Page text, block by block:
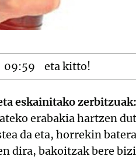
09:59 eta kitto!
eskainitako zerbitzuak:
erabakia hartzen
da eta, horrekin
dira, bakoitzak bere